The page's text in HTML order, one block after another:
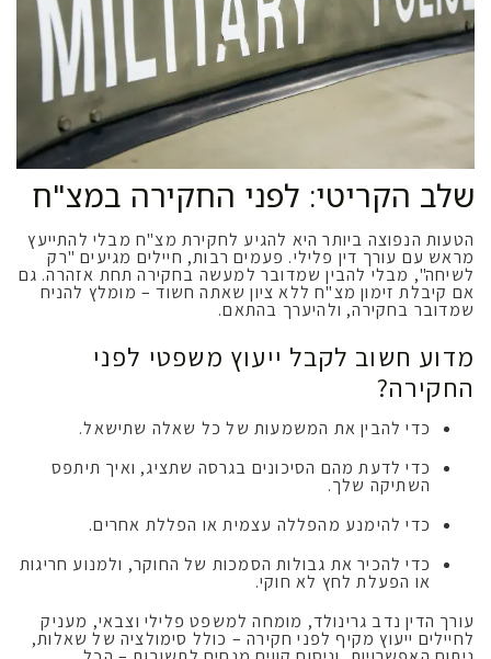
שלב הקריטי: לפני החקירה במצ"ח
הטעות הנפוצה ביותר היא להגיע לחקירת מצ"ח מבלי להתייעץ
מראש עם עורך דין פלילי. פעמים רבות, חיילים מגיעים "רק
לשיחה", מבלי להבין שמדובר למעשה בחקירה תחת אזהרה. גם
אם קיבלת זימון מצ"ח ללא ציון שאתה חשוד – מומלץ להניח
שמדובר בחקירה, ולהיערך בהתאם.
מדוע חשוב לקבל ייעוץ משפטי לפני
החקירה?
כדי להבין את המשמעות של כל שאלה שתישאל.
כדי לדעת מהם הסיכונים בגרסה שתציג, ואיך תיתפס
השתיקה שלך.
כדי להימנע מהפללה עצמית או הפללת אחרים.
כדי להכיר את גבולות הסמכות של החוקר, ולמנוע חריגות
או הפעלת לחץ לא חוקי.
עורך הדין נדב גרינולד, מומחה למשפט פלילי וצבאי, מעניק
לחיילים ייעוץ מקיף לפני חקירה – כולל סימולציה של שאלות,